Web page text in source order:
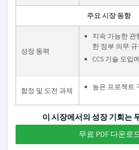
주요 시장 동향
성장 동력
지속 가능한 관
한 정부 의무 규
CCS 기술 도입
함정 및 도전 과제 높은 프로젝트
이 시장에서의 성장 기회는
무료 PDF 다운로